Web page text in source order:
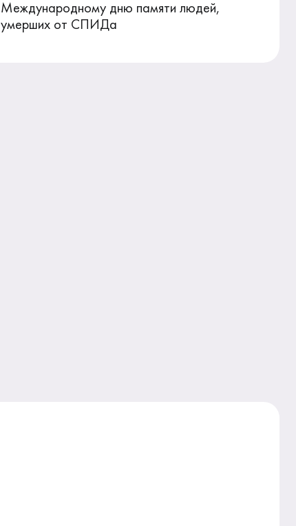
Международному дню памяти людей,
умерших от СПИДа